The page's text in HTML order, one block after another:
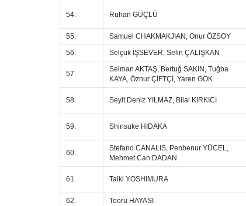
54. Ruhan GÜÇLÜ
55.
Samuel CHAKMAKJIAN, Onur ÖZSOY
56.
Selçuk İŞSEVER, Selin ÇALIŞKAN
57.
Selman AKTAŞ, Bertuğ SAKIN, Tuğba
KAYA, Öznur ÇİFTÇİ, Yaren GÖK
58. Seyit Deniz YILMAZ, Bilal KIRKICI
59. Shinsuke HIDAKA
60.
Stefano CANALIS, Penbenur YÜCEL,
Mehmet Can DADAN
61. Taiki YOSHIMURA
62.
Tooru HAYASI